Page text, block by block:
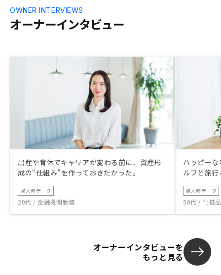
オーナーインタビュー
OWNER INTERVIEWS
出産や育休でキャリアが変わる前に、資産形
成の“仕組み”を作っておきたかった。
購入時データ
20代 / 金融機関勤務
ハッピー
ルフと旅
購入時データ
50代 / 化粧
オーナーインタビューを
もっと見る